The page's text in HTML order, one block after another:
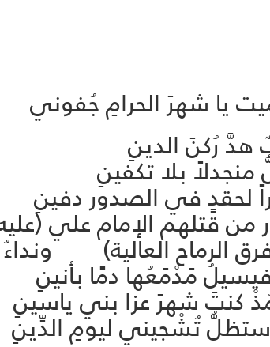
شهرَ الحرامِ جُفوني
رُكنَ الدينِ
بلا تكفينِ
في الصدور دفينِ
من قتلهم الإمام علي
الرماح العالية)
مَدْمَعُها دمًا بأنينِ
شهرَ عزا بني ياسينِ
تُشْجيني ليومِ الدِّينِ